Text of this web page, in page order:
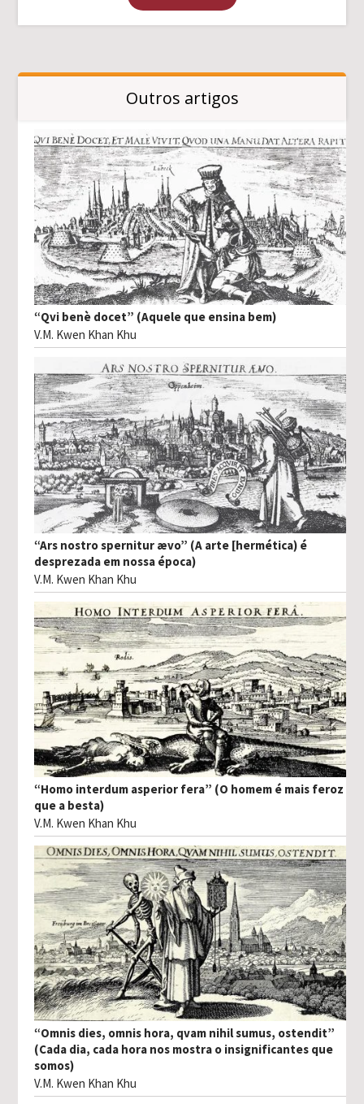
Outros artigos
“Qvi benè docet” (Aquele que ensina bem)
V.M. Kwen Khan Khu
“Ars nostro spernitur ævo” (A arte [hermética) é
desprezada em nossa época)
V.M. Kwen Khan Khu
“Homo interdum asperior fera” (O homem é mais feroz
que a besta)
V.M. Kwen Khan Khu
“Omnis dies, omnis hora, qvam nihil sumus, ostendit”
(Cada dia, cada hora nos mostra o insignificantes que
somos)
V.M. Kwen Khan Khu